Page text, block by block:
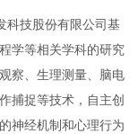
科技股份有限公司基
学等相关学科的研究
察、生理测量、脑电
捕捉等技术，自主创
神经机制和心理行为